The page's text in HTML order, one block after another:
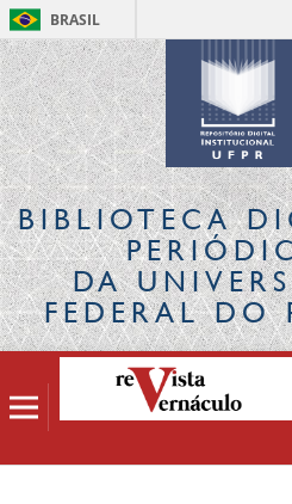
BRASIL
BIBLIOTECA
DA
FEDERAL DO